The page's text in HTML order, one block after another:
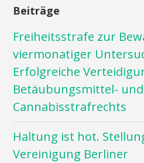
Beiträge
Freiheitsstrafe zur
viermonatiger
Erfolgreiche
Betäubungsmittel- und
Cannabisstrafrechts
Haltung ist hot.
Vereinigung Berliner